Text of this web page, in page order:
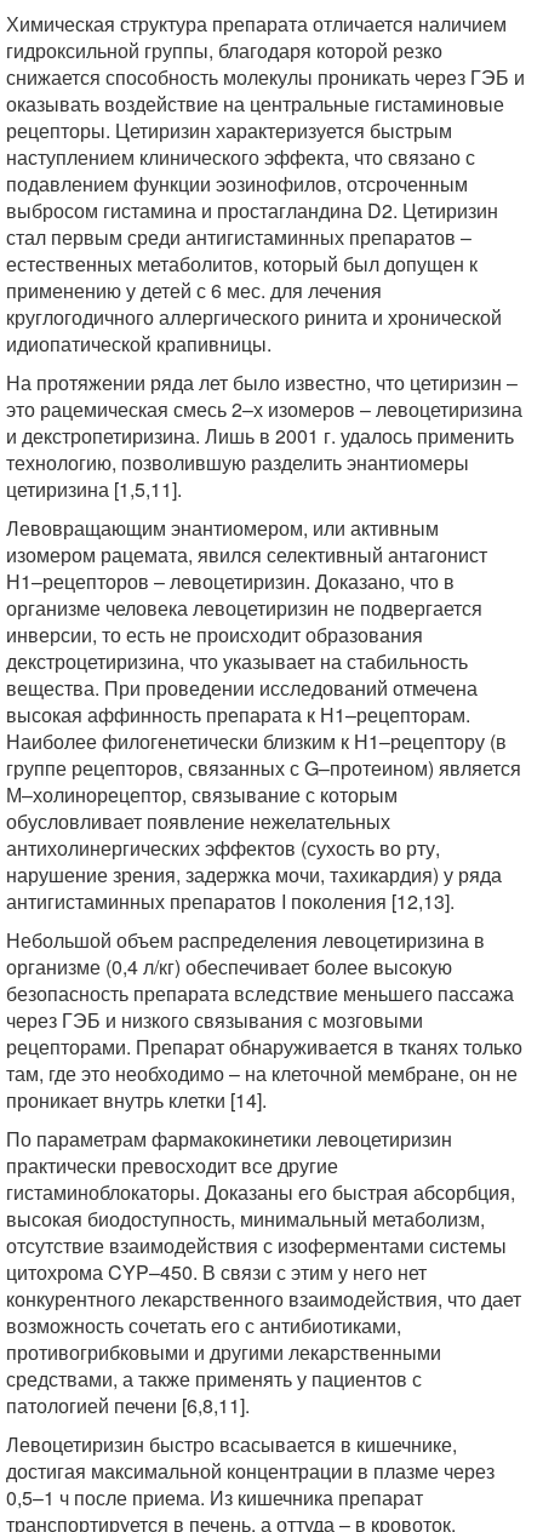
Химическая структура препарата отличается наличием
гидроксильной группы, благодаря которой резко
снижается способность молекулы проникать через ГЭБ и
оказывать воздействие на центральные гистаминовые
рецепторы. Цетиризин характеризуется быстрым
наступлением клинического эффекта, что связано с
подавлением функции эозинофилов, отсроченным
выбросом гистамина и простагландина D2. Цетиризин
стал первым среди антигистаминных препаратов –
естественных метаболитов, который был допущен к
применению у детей с 6 мес. для лечения
круглогодичного аллергического ринита и хронической
идиопатической крапивницы.
На протяжении ряда лет было известно, что цетиризин –
это рацемическая смесь 2–х изомеров – левоцетиризина
и декстропетиризина. Лишь в 2001 г. удалось применить
технологию, позволившую разделить энантиомеры
цетиризина [1,5,11].
Левовращающим энантиомером, или активным
изомером рацемата, явился селективный антагонист
Н1–рецепторов – левоцетиризин. Доказано, что в
организме человека левоцетиризин не подвергается
инверсии, то есть не происходит образования
декстроцетиризина, что указывает на стабильность
вещества. При проведении исследований отмечена
высокая аффинность препарата к Н1–рецепторам.
Наиболее филогенетически близким к Н1–рецептору (в
группе рецепторов, связанных с G–протеином) является
М–холинорецептор, связывание с которым
обусловливает появление нежелательных
антихолинергических эффектов (сухость во рту,
нарушение зрения, задержка мочи, тахикардия) у ряда
антигистаминных препаратов I поколения [12,13].
Небольшой объем распределения левоцетиризина в
организме (0,4 л/кг) обеспечивает более высокую
безопасность препарата вследствие меньшего пассажа
через ГЭБ и низкого связывания с мозговыми
рецепторами. Препарат обнаруживается в тканях только
там, где это необходимо – на клеточной мембране, он не
проникает внутрь клетки [14].
По параметрам фармакокинетики левоцетиризин
практически превосходит все другие
гистаминоблокаторы. Доказаны его быстрая абсорбция,
высокая биодоступность, минимальный метаболизм,
отсутствие взаимодействия с изоферментами системы
цитохрома CYP–450. В связи с этим у него нет
конкурентного лекарственного взаимодействия, что дает
возможность сочетать его с антибиотиками,
противогрибковыми и другими лекарственными
средствами, а также применять у пациентов с
патологией печени [6,8,11].
Левоцетиризин быстро всасывается в кишечнике,
достигая максимальной концентрации в плазме через
0,5–1 ч после приема. Из кишечника препарат
транспортируется в печень, а оттуда – в кровоток.